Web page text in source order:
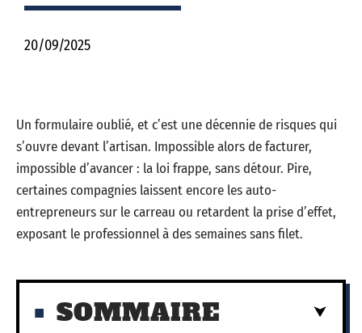
20/09/2025
Un formulaire oublié, et c’est une décennie de risques qui
s’ouvre devant l’artisan. Impossible alors de facturer,
impossible d’avancer : la loi frappe, sans détour. Pire,
certaines compagnies laissent encore les auto-
entrepreneurs sur le carreau ou retardent la prise d’effet,
exposant le professionnel à des semaines sans filet.
SOMMAIRE